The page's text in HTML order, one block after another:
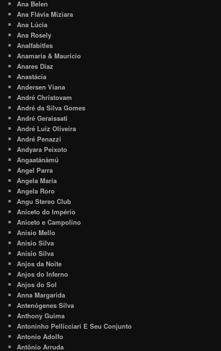
Ana Belen
Ana Flávia Miziara
Ana Lúcia
Ana Rosely
Analfabitles
Anamaria & Maurício
Anares Diaz
Anastácia
Andersen Viana
André Christovam
André da Silva Gomes
André Geraissati
André Luiz Oliveira
André Penazzi
Andyara Peixoto
Angaatãnàmú
Angel Parra
Angela Maria
Angela Roro
Angu Stereo Club
Aniceto do Império
Aniceto e Campolino
Anisio Mello
Anisio Silva
Anísio Silva
Anjos da Noite
Anjos do Inferno
Anjos do Sol
Anna Margarida
Antenógenes Silva
Anthony Guima
Antoninho Pellicciari E Seu Conjunto
Antonio Adolfo
Antônio Arruda